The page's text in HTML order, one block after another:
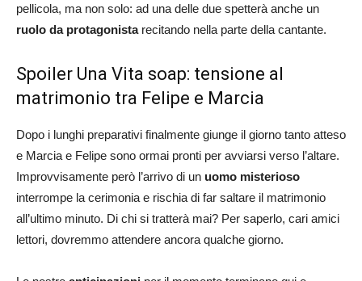
pellicola, ma non solo: ad una delle due spetterà anche un
ruolo da protagonistarecitando nella parte della cantante.
Spoiler Una Vita soap: tensione al
matrimonio tra Felipe e Marcia
Dopo i lunghi preparativi finalmente giunge il giorno tanto atteso
e Marcia e Felipe sono ormai pronti per avviarsi verso l’altare.
Improvvisamente però l’arrivo di un uomo misterioso
interrompe la cerimonia e rischia di far saltare il matrimonio
all’ultimo minuto. Di chi si tratterà mai? Per saperlo, cari amici
lettori, dovremmo attendere ancora qualche giorno.